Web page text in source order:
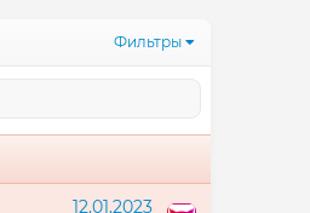
Фильтры
12.01.2023